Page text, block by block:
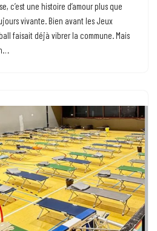
c’est une histoire d’amour plus que
vivante. Bien avant les Jeux
faisait déjà vibrer la commune. Mais